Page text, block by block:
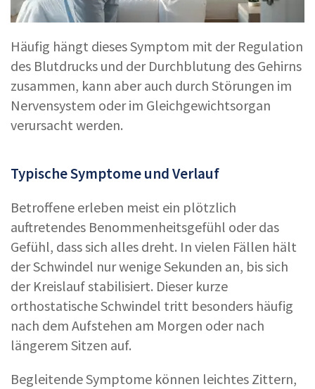
Häufig hängt dieses Symptom mit der Regulation
des Blutdrucks und der Durchblutung des Gehirns
zusammen, kann aber auch durch Störungen im
Nervensystem oder im Gleichgewichtsorgan
verursacht werden.
Typische Symptome und Verlauf
Betroffene erleben meist ein plötzlich
auftretendes Benommenheitsgefühl oder das
Gefühl, dass sich alles dreht. In vielen Fällen hält
der Schwindel nur wenige Sekunden an, bis sich
der Kreislauf stabilisiert. Dieser kurze
orthostatische Schwindel tritt besonders häufig
nach dem Aufstehen am Morgen oder nach
längerem Sitzen auf.
Begleitende Symptome können leichtes Zittern,